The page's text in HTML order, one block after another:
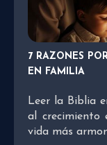
7 RAZONES
EN FAMILIA
Leer la Biblia
al crecimiento
vida más